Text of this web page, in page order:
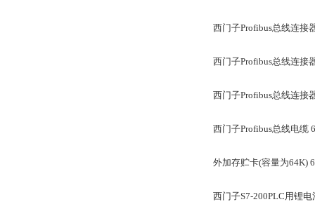
西门子Profibus总线连接
西门子Profibus总线连接
西门子Profibus总线连接
西门子Profibus总线电缆
外加存贮卡(容量为64K)
西门子S7-200PLC用锂